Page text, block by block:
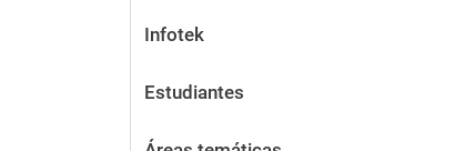
Infotek
Estudiantes